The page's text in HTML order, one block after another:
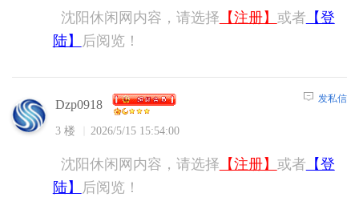
沈阳休闲网内容，请选择 【注册】 或者 【登
陆】
后阅览！
Dzp0918
3 楼 2026/5/15 15:54:00
发私信
沈阳休闲网内容，请选择 【注册】 或者 【登
陆】
后阅览！